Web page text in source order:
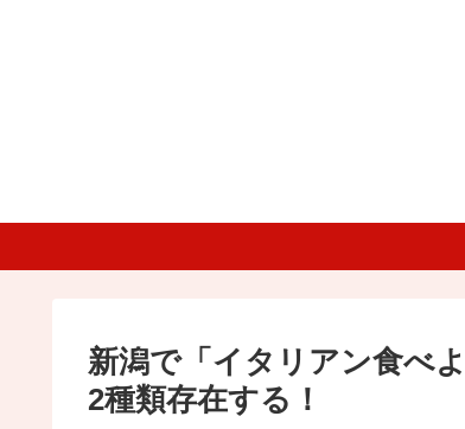
新潟で「イタリアン食べ
2種類存在する！